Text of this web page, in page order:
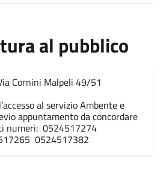
al pubblico
Cornini Malpeli 49/51
al servizio Ambente e
appuntamento da concordare
numeri: 0524517274
0524517382